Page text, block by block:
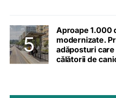
Aproape 1.000
modernizate.
adăposturi
călătorii de